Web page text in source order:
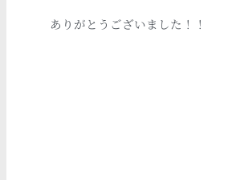
ありがとうございました！！